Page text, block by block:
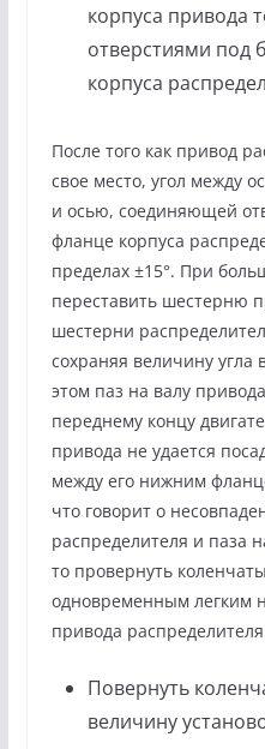
корпуса привода
отверстиями под
корпуса
После того как привод
свое место, угол между
и осью, соединяющей
фланце корпуса
пределах ±15°. При
переставить шестерню
шестерни
сохраняя величину угла
этом паз на валу
переднему концу
привода не удается
между его нижним
что говорит о
распределителя и паза
то провернуть
одновременным легким
привода
Повернуть
величину